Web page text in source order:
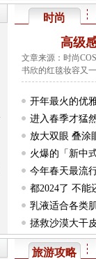
饭后运动会胃
艾灸虽好 也有
数据多跑路 患
开学季 谨防这
让更多老年人
时尚
高级
文章来源：时尚
书欣的红毯妆容又
开年最火的优
进入春季才猛
放大双眼 叠涂
火爆的「新中
今年春天最流
都2024了 不能
乳液适合各类
拯救沙漠大干
“食品级”化妆
旅游攻略